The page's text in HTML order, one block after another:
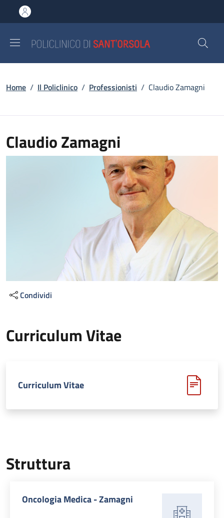
al contenuto principale
to footer content
Briciole di pane
Home / Il Policlinico / Professionisti / Claudio Zamagni
Claudio Zamagni
Condividi
Curriculum Vitae
Curriculum Vitae
Struttura
Oncologia Medica - Zamagni